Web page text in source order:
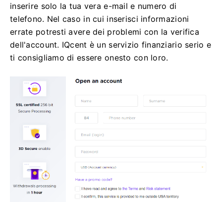
inserire solo la tua vera e-mail e numero di
telefono. Nel caso in cui inserisci informazioni
errate potresti avere dei problemi con la verifica
dell'account. IQcent è un servizio finanziario serio e
ti consigliamo di essere onesto con loro.